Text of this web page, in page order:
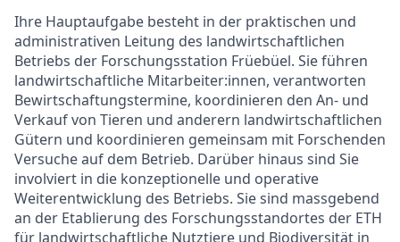
Ihre Hauptaufgabe besteht in der praktischen und
administrativen Leitung des landwirtschaftlichen
Betriebs der Forschungsstation Früebüel. Sie führen
landwirtschaftliche Mitarbeiter:innen, verantworten
Bewirtschaftungstermine, koordinieren den An- und
Verkauf von Tieren und anderern landwirtschaftlichen
Gütern und koordinieren gemeinsam mit Forschenden
Versuche auf dem Betrieb. Darüber hinaus sind Sie
involviert in die konzeptionelle und operative
Weiterentwicklung des Betriebs. Sie sind massgebend
an der Etablierung des Forschungsstandortes der ETH
für landwirtschaftliche Nutztiere und Biodiversität in